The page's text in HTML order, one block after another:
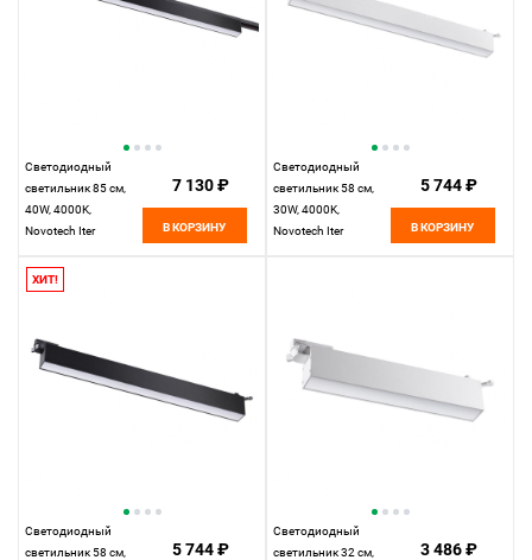
Светодиодный
светильник 85 см,
40W, 4000K,
Novotech Iter
7 130 ₽
В КОРЗИНУ
Светодиодный
светильник 58 см,
30W, 4000K,
Novotech Iter
5 744 ₽
В КОРЗИНУ
ХИТ!
Светодиодный
светильник 58 см,
5 744 ₽
Светодиодный
светильник 32 см,
3 486 ₽